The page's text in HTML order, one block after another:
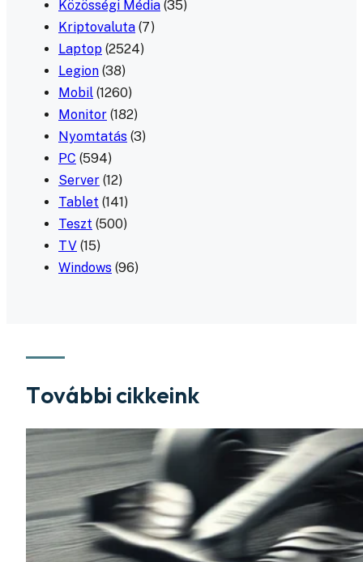
Közösségi Média (35)
Kriptovaluta (7)
Laptop (2524)
Legion (38)
Mobil (1260)
Monitor (182)
Nyomtatás (3)
PC (594)
Server (12)
Tablet (141)
Teszt (500)
TV (15)
Windows (96)
További cikkeink